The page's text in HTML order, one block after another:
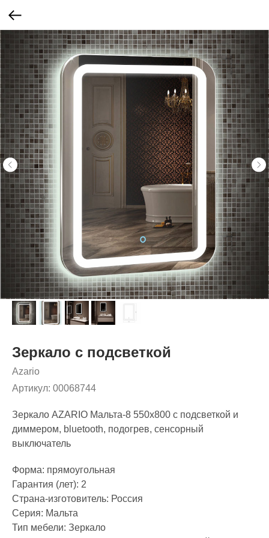
Зеркало с подсветкой
Azario
Артикул: 00068744
Зеркало AZARIO Мальта-8 550х800 c подсветкой и
диммером, bluetooth, подогрев, сенсорный
выключатель
Форма: прямоугольная
Гарантия (лет): 2
Страна-изготовитель: Россия
Серия: Мальта
Тип мебели: Зеркало